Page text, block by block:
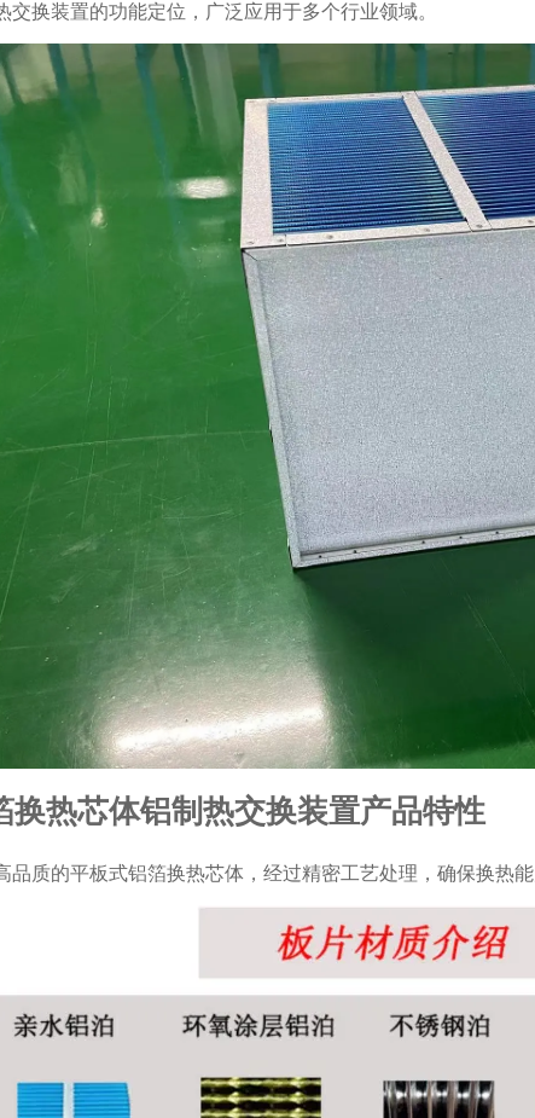
交换装置的功能定位，广泛应用于多个行业领域。
换热芯体铝制热交换装置产品特性
品质的平板式铝箔换热芯体，经过精密工艺处理，确保换热